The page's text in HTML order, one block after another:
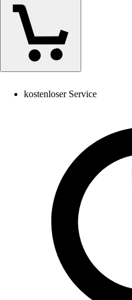
kostenloser Service